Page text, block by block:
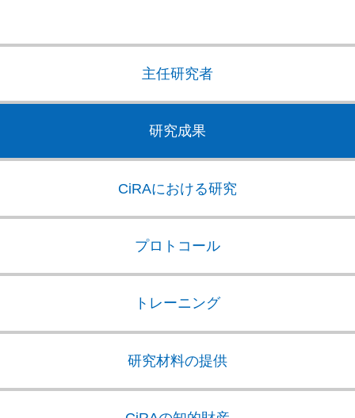
主任研究者
研究成果
CiRAにおける研究
プロトコール
トレーニング
研究材料の提供